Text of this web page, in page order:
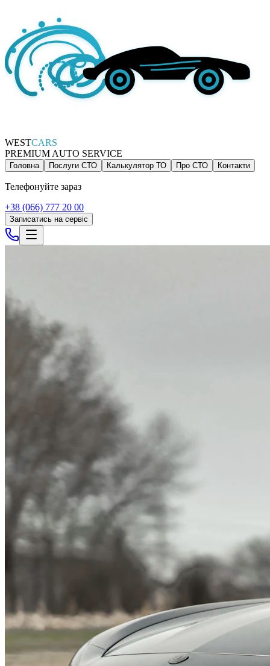
WESTCARS
PREMIUM AUTO SERVICE
Головна Послуги СТО Калькулятор ТО Про СТО Контакти
Телефонуйте зараз
+38 (066) 777 20 00
Записатись на сервіс